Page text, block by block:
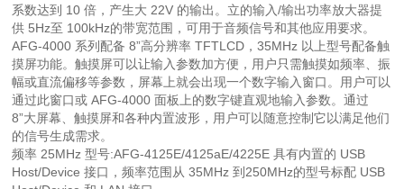
系数达到 10 倍，产生大 22V 的输出。立的输入/输出功率放大器提
供 5Hz至 100kHz的带宽范围，可用于音频信号和其他应用要求。
AFG-4000 系列配备 8”高分辨率 TFTLCD，35MHz 以上型号配备触
摸屏功能。触摸屏可以让输入参数加方便，用户只需触摸如频率、振
幅或直流偏移等参数，屏幕上就会出现一个数字输入窗口。用户可以
通过此窗口或 AFG-4000 面板上的数字键直观地输入参数。通过
8”大屏幕、触摸屏和各种内置波形，用户可以随意控制它以满足他们
的信号生成需求。
频率 25MHz 型号:AFG-4125E/4125aE/4225E 具有内置的 USB
Host/Device 接口，频率范围从 35MHz 到250MHz的型号标配 USB